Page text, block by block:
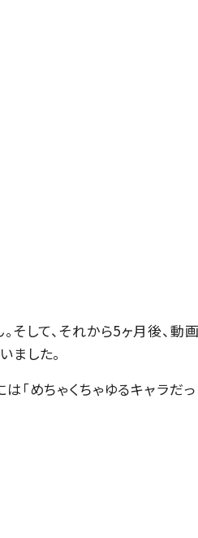
して、それから5ヶ月後、動
した。
「めちゃくちゃゆるキャラだっ